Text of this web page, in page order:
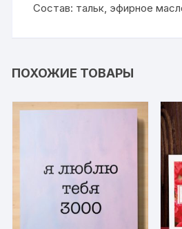
Состав: тальк, эфирное
ПОХОЖИЕ ТОВАРЫ